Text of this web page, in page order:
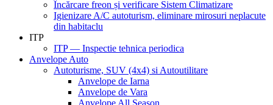
Încărcare freon și verificare Sistem Climatizare
Igienizare A/C autoturism, eliminare mirosuri neplacute
din habitaclu
ITP
ITP — Inspectie tehnica periodica
Anvelope Auto
Autoturisme, SUV (4x4) si Autoutilitare
Anvelope de Iarna
Anvelope de Vara
Anvelope All Season